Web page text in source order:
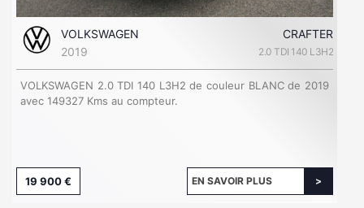
VOLKSWAGEN
CRAFTER
2019
2.0 TDI 140 L3H2
VOLKSWAGEN 2.0 TDI 140 L3H2 de couleur BLANC de 2019
avec 149327 Kms au compteur.
19 900 € EN SAVOIR PLUS